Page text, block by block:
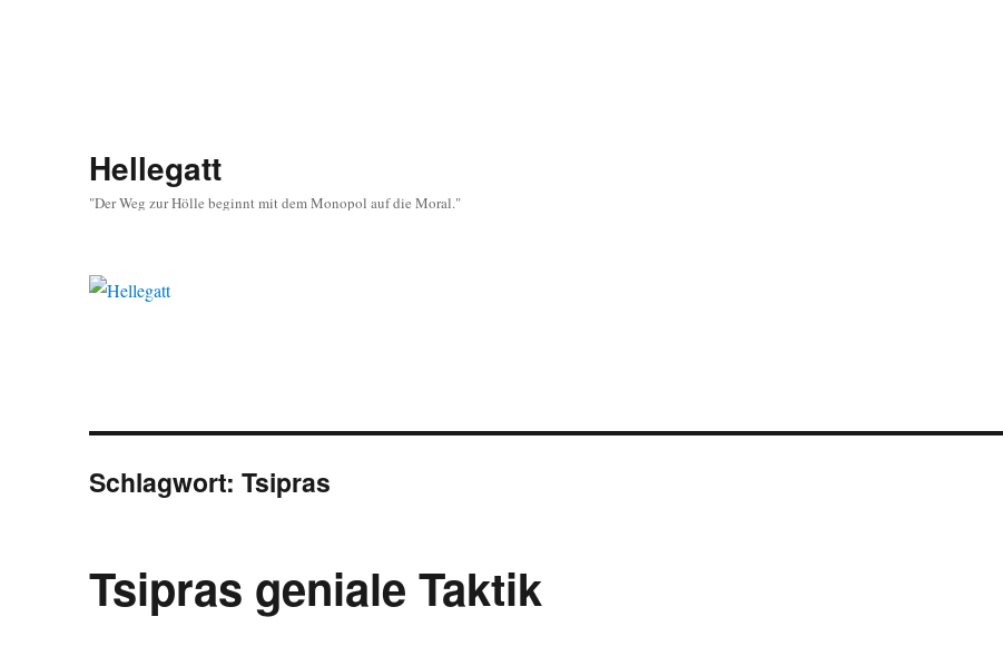
Hellegatt
"Der Weg zur Hölle beginnt mit dem Monopol auf die Moral."
Schlagwort:Tsipras
Tsipras geniale Taktik